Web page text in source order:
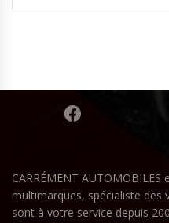
CARRÉMENT
multimarques, spécialiste des
sont à votre service depuis